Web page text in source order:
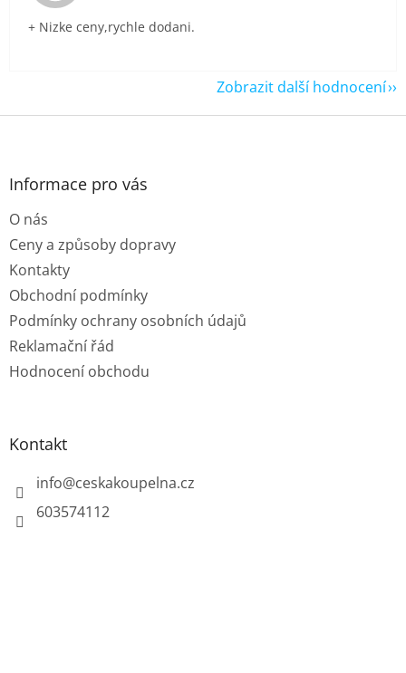
+ Nizke ceny,rychle dodani.
Zobrazit další hodnocení
Z
Informace pro vás
O nás
Ceny a způsoby dopravy
Kontakty
Obchodní podmínky
Podmínky ochrany osobních údajů
Reklamační řád
Hodnocení obchodu
Kontakt
info@ceskakoupelna.cz
603574112